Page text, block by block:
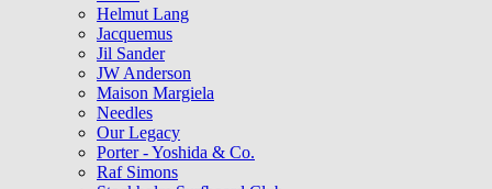
Helmut Lang
Jacquemus
Jil Sander
JW Anderson
Maison Margiela
Needles
Our Legacy
Porter - Yoshida & Co.
Raf Simons